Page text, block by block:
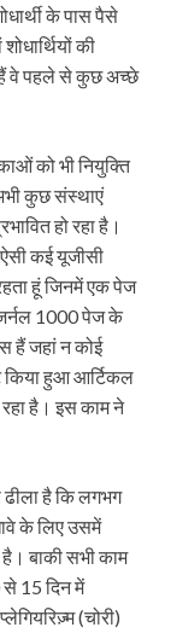
के पास पैसे
की
हैं वे पहले से कुछ अच्छे
को भी नियुक्ति
कुछ संस्थाएं
हो रहा है।
कई यूजीसी
हूं जिनमें एक पेज
1000 पेज के
हैं जहां न कोई
किया हुआ आर्टिकल
है। इस काम ने
ढीला है कि लगभग
के लिए उसमें
बाकी सभी काम
से 15 दिन में
(चोरी)